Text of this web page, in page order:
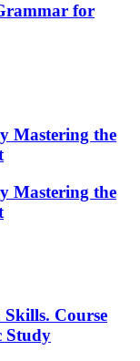
for
Mastering the
Mastering the
Course
Study